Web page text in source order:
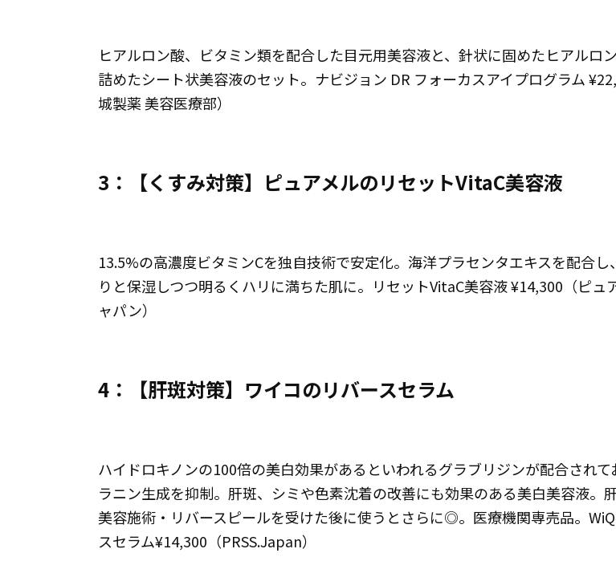
ヒアルロン酸、ビタミン類を配合した目元用美容液と、針状に固めたヒアルロ
詰めたシート状美容液のセット。ナビジョン DR フォーカスアイプログラム
城製薬 美容医療部）
3：【くすみ対策】ピュアメルのリセットVitaC美容液
13.5%の高濃度ビタミンCを独自技術で安定化。海洋プラセンタエキスを配合し
りと保湿しつつ明るくハリに満ちた肌に。リセットVitaC美容液 ¥14,300（ピュ
ャパン）
4：【肝斑対策】ワイコのリバースセラム
ハイドロキノンの100倍の美白効果があるといわれるグラブリジンが配合されて
ラニン生成を抑制。肝斑、シミや色素沈着の改善にも効果のある美白美容液。
美容施術・リバースピールを受けた後に使うとさらに◎。医療機関専売品。
スセラム¥14,300（PRSS.Japan）